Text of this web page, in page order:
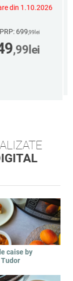
din 1.10.2026
PRP: 699,99 lei
,99 lei
caise by